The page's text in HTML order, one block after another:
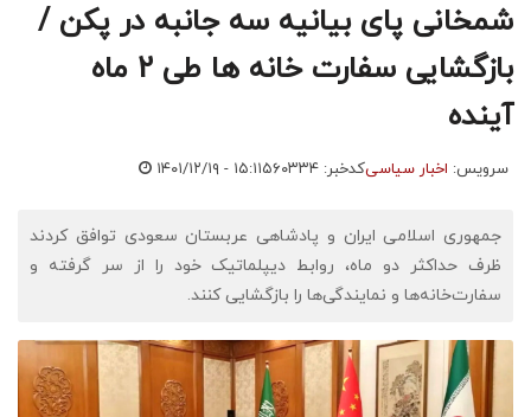
شمخانی پای بیانیه سه جانبه در پکن /
بازگشایی سفارت خانه ها طی 2 ماه
آینده
سرویس: اخبار سیاسیکدخبر: ۵۶۰۳۳۴ ۱۴۰۱/۱۲/۱۹ - ۱۵:۱۱
جمهوری اسلامی ایران و پادشاهی عربستان سعودی توافق کردند
ظرف حداکثر دو ماه، روابط دیپلماتیک خود را از سر گرفته و
سفارت‌خانه‌ها و نمایندگی‌ها را بازگشایی کنند.